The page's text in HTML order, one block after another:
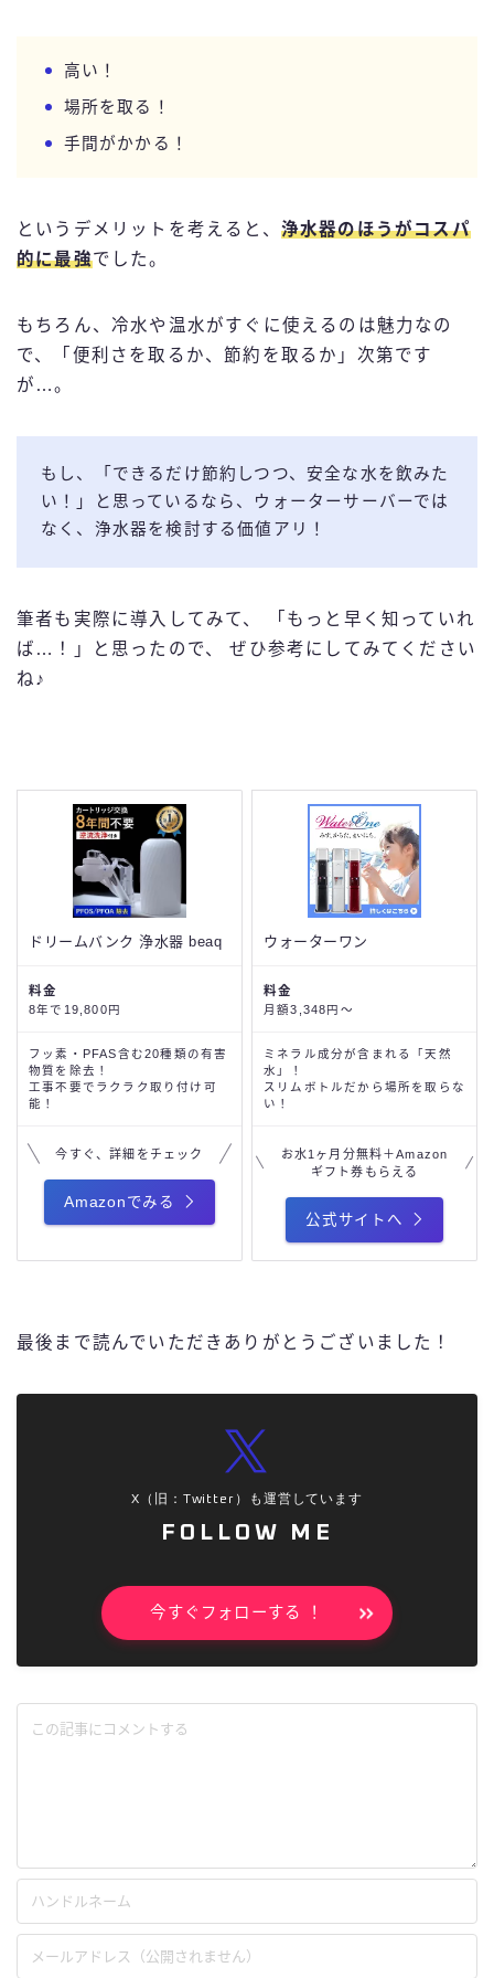
高い！
場所を取る！
手間がかかる！
というデメリットを考えると、 浄水器のほうがコスパ
的に最強でした。
もちろん、冷水や温水がすぐに使えるのは魅力なの
で、「便利さを取るか、節約を取るか」次第です
が…。
もし、「できるだけ節約しつつ、安全な水を飲みた
い！」と思っているなら、ウォーターサーバーでは
なく、浄水器を検討する価値アリ！
筆者も実際に導入してみて、 「もっと早く知っていれ
ば…！」と思ったので、 ぜひ参考にしてみてください
ね♪
ドリームバンク 浄水器 beaq
料金
8年で19,800円
フッ素・PFAS含む20種類の有害
物質を除去！
工事不要でラクラク取り付け可
能！
今すぐ、詳細をチェック
Amazonでみる
ウォーターワン
料金
月額3,348円～
ミネラル成分が含まれる「天然
水」！
スリムボトルだから場所を取らな
い！
お水1ヶ月分無料＋Amazon
ギフト券もらえる
公式サイトへ
最後まで読んでいただきありがとうございました！
X（旧：Twitter）も運営しています
FOLLOW ME
今すぐフォローする ！